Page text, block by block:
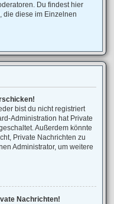
Du findest hier
die diese im Einzelnen
bist du nicht registriert
Administration hat Private
Außerdem könnte
Private Nachrichten zu
Administrator, um weitere
Nachrichten!